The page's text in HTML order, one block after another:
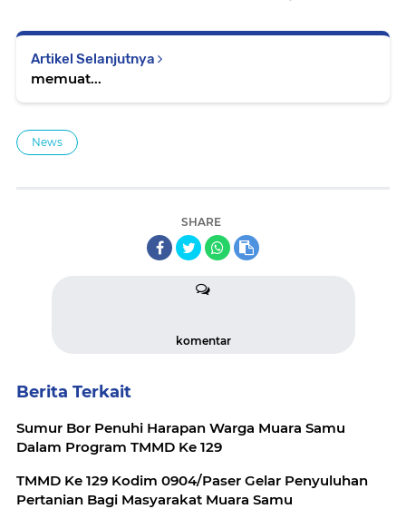
Artikel Selanjutnya
memuat...
News
SHARE
komentar
Berita Terkait
Sumur Bor Penuhi Harapan Warga Muara Samu
Dalam Program TMMD Ke 129
TMMD Ke 129 Kodim 0904/Paser Gelar Penyuluhan
Pertanian Bagi Masyarakat Muara Samu